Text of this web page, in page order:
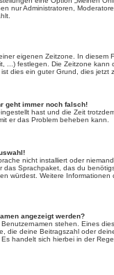
nur Administratoren,
eigenen Zeitzone. In diesem
...) festlegen. Die Zeitzone kann
dies ein guter Grund, dies jetzt
geht immer noch falsch!
hast und die Zeit
er das Problem beheben kann.
nicht installiert oder
Sprachpaket, das du
würdest. Weitere
angezeigt werden?
stehen. Eines
die deine Beitragszahl oder
handelt sich hierbei in der